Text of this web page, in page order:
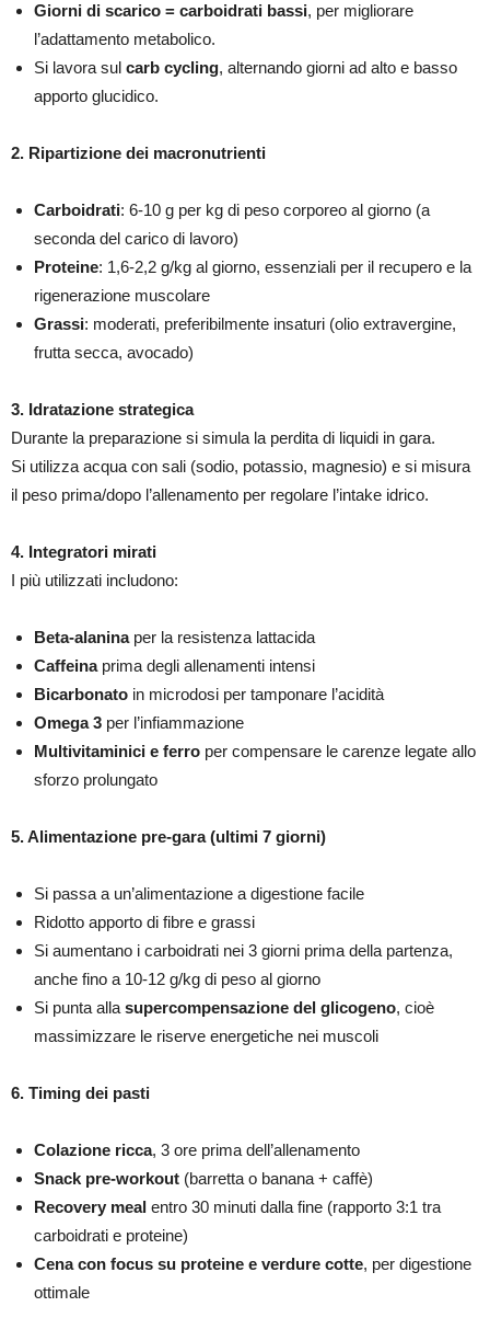
Giorni di scarico = carboidrati bassi, per migliorare
l’adattamento metabolico.
Si lavora sul carb cycling, alternando giorni ad alto e basso
apporto glucidico.
2. Ripartizione dei macronutrienti
Carboidrati: 6-10 g per kg di peso corporeo al giorno (a
seconda del carico di lavoro)
Proteine: 1,6-2,2 g/kg al giorno, essenziali per il recupero e la
rigenerazione muscolare
Grassi: moderati, preferibilmente insaturi (olio extravergine,
frutta secca, avocado)
3. Idratazione strategica
Durante la preparazione si simula la perdita di liquidi in gara.
Si utilizza acqua con sali (sodio, potassio, magnesio) e si misura
il peso prima/dopo l’allenamento per regolare l’intake idrico.
4. Integratori mirati
I più utilizzati includono:
Beta-alaninaper la resistenza lattacida
Caffeinaprima degli allenamenti intensi
Bicarbonato in microdosi per tamponare l’acidità
Omega 3 per l’infiammazione
Multivitaminici e ferro per compensare le carenze legate allo
sforzo prolungato
5. Alimentazione pre-gara (ultimi 7 giorni)
Si passa a un’alimentazione a digestione facile
Ridotto apporto di fibre e grassi
Si aumentano i carboidrati nei 3 giorni prima della partenza,
anche fino a 10-12 g/kg di peso al giorno
Si punta alla supercompensazione del glicogeno, cioè
massimizzare le riserve energetiche nei muscoli
6. Timing dei pasti
Colazione ricca, 3 ore prima dell’allenamento
Snack pre-workout (barretta o banana + caffè)
Recovery meal entro 30 minuti dalla fine (rapporto 3:1 tra
carboidrati e proteine)
Cena con focus su proteine e verdure cotte, per digestione
ottimale